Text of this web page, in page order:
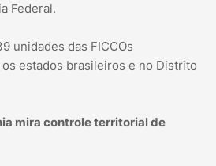
Federal.
unidades das FICCOs
estados brasileiros e no Distrito
mira controle territorial de